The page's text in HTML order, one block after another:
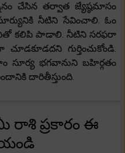
చేసిన తర్వాత జ్యేష్ఠమాసం
నీటిని సేవించాలి. ఓం
కలిపి పాడాలి. నీటిని సరఫరా
చూడకూడదని గుర్తించుకోండి.
సూర్య భగవానుని బహిర్గతం
దారితీస్తుంది.
రాశి ప్రకారం ఈ